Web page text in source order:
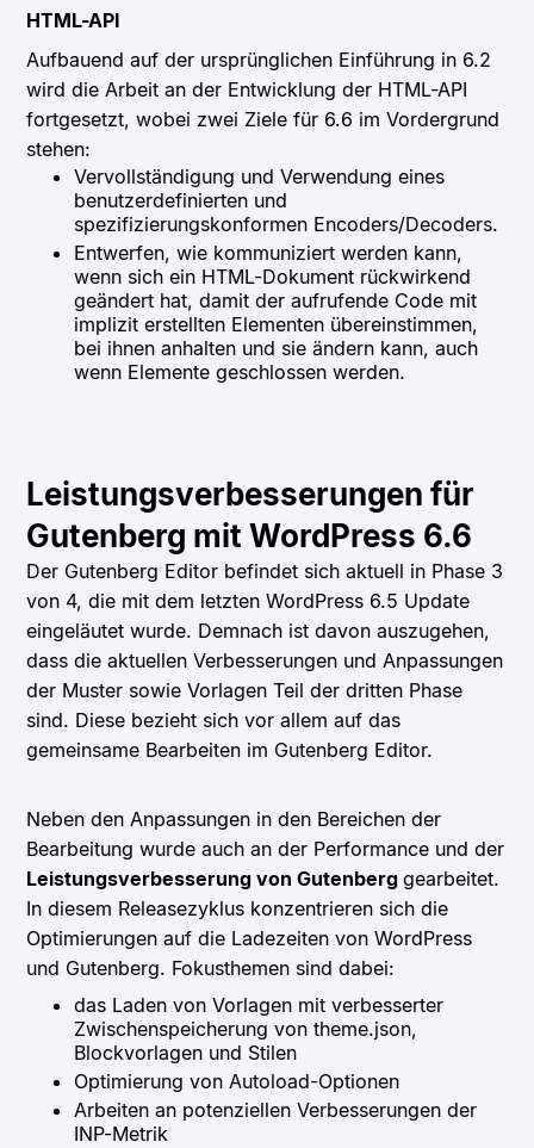
HTML-API
Aufbauend auf der ursprünglichen Einführung in 6.2
wird die Arbeit an der Entwicklung der HTML-API
fortgesetzt, wobei zwei Ziele für 6.6 im Vordergrund
stehen:
Vervollständigung und Verwendung eines
benutzerdefinierten und
spezifizierungskonformen Encoders/Decoders.
Entwerfen, wie kommuniziert werden kann,
wenn sich ein HTML-Dokument rückwirkend
geändert hat, damit der aufrufende Code mit
implizit erstellten Elementen übereinstimmen,
bei ihnen anhalten und sie ändern kann, auch
wenn Elemente geschlossen werden.
Leistungsverbesserungen für
Gutenberg mit WordPress 6.6
Der Gutenberg Editor befindet sich aktuell in Phase 3
von 4, die mit dem letzten WordPress 6.5 Update
eingeläutet wurde. Demnach ist davon auszugehen,
dass die aktuellen Verbesserungen und Anpassungen
der Muster sowie Vorlagen Teil der dritten Phase
sind. Diese bezieht sich vor allem auf das
gemeinsame Bearbeiten im Gutenberg Editor.
Neben den Anpassungen in den Bereichen der
Bearbeitung wurde auch an der Performance und der
Leistungsverbesserung von Gutenberggearbeitet.
In diesem Releasezyklus konzentrieren sich die
Optimierungen auf die Ladezeiten von WordPress
und Gutenberg. Fokusthemen sind dabei:
das Laden von Vorlagen mit verbesserter
Zwischenspeicherung von theme.json,
Blockvorlagen und Stilen
Optimierung von Autoload-Optionen
Arbeiten an potenziellen Verbesserungen der
INP-Metrik